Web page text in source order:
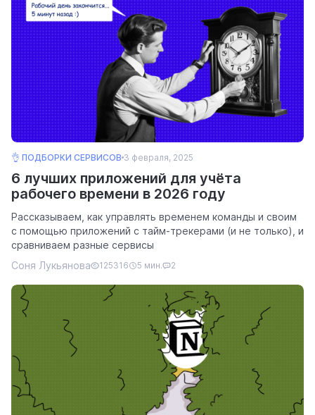
👌 ПОДБОРКИ СЕРВИСОВ 3 февраля, 2025
6 лучших приложений для учёта
рабочего времени в 2026 году
Рассказываем, как управлять временем команды и своим
с помощью приложений с тайм-трекерами (и не только), и
сравниваем разные сервисы
Соня Лукьянова
125316 5 мин. 2